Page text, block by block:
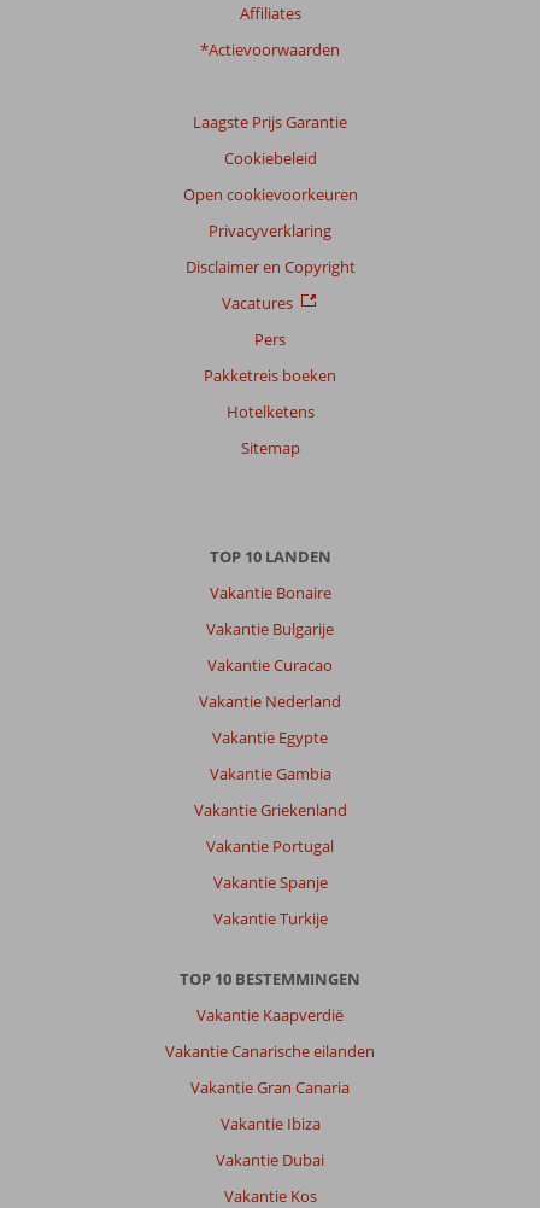
Affiliates
*Actievoorwaarden
Laagste Prijs Garantie
Cookiebeleid
Open cookievoorkeuren
Privacyverklaring
Disclaimer en Copyright
Vacatures
Pers
Pakketreis boeken
Hotelketens
Sitemap
TOP 10 LANDEN
Vakantie Bonaire
Vakantie Bulgarije
Vakantie Curacao
Vakantie Nederland
Vakantie Egypte
Vakantie Gambia
Vakantie Griekenland
Vakantie Portugal
Vakantie Spanje
Vakantie Turkije
TOP 10 BESTEMMINGEN
Vakantie Kaapverdië
Vakantie Canarische eilanden
Vakantie Gran Canaria
Vakantie Ibiza
Vakantie Dubai
Vakantie Kos